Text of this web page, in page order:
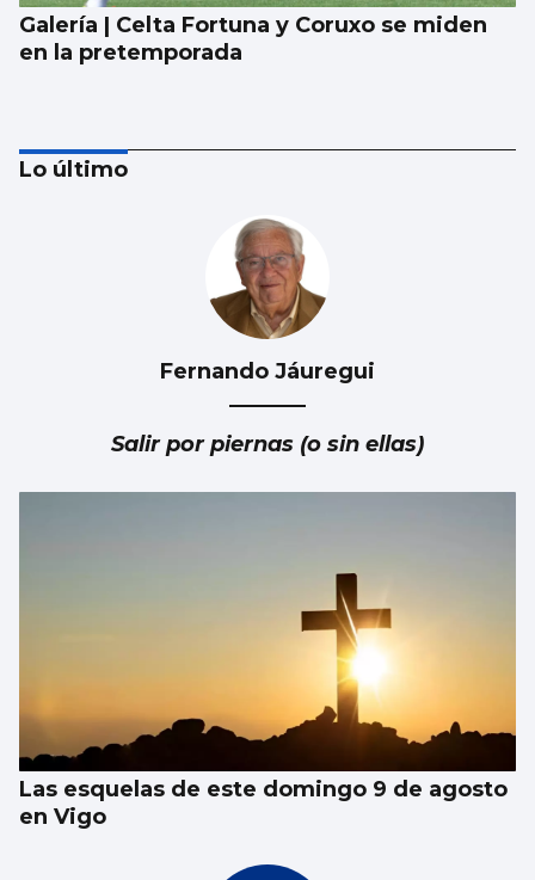
Galería | Celta Fortuna y Coruxo se miden
en la pretemporada
Lo último
Fernando Jáuregui
Salir por piernas (o sin ellas)
Las esquelas de este domingo 9 de agosto
en Vigo